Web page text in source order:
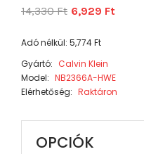
14,330 Ft 6,929 Ft
Adó nélkül: 5,774 Ft
Gyártó: Calvin Klein
Model: NB2366A-HWE
Elérhetőség: Raktáron
OPCIÓK